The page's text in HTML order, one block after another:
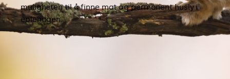
muligheten til å finne mat og permanent husly i
eplehagen.